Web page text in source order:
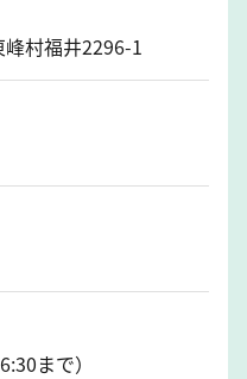
村福井2296-1
まで）